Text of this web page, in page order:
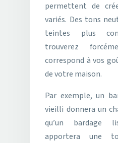
permettent de
variés. Des tons
teintes plus
trouverez
correspond à vos
de votre maison.
Par exemple, un
vieilli donnera un
qu’un bardage
apportera une